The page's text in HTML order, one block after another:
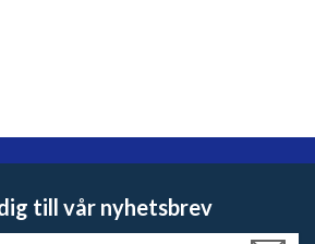
till vår nyhetsbrev